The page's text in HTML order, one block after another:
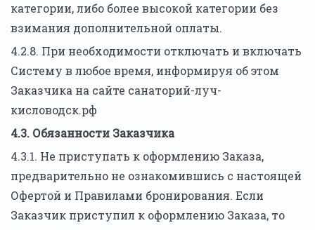
категории, либо более высокой категории без
взимания дополнительной оплаты.
4.2.8. При необходимости отключать и включать
Систему в любое время, информируя об этом
Заказчика на сайте санаторий-луч-
кисловодск.рф
4.3. Обязанности Заказчика
4.3.1. Не приступать к оформлению Заказа,
предварительно не ознакомившись с настоящей
Офертой и Правилами бронирования. Если
Заказчик приступил к оформлению Заказа, то